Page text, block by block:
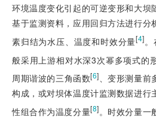
环境温度变化引起的可逆变形和大坝
基于监测资料，应用回归方法进行分
素归结为水压、温度和时效分量[4]
般采用上游相对水深3次幂多项式的
周期谐波的三角函数[6]、变形测量前
构成，或对坝体温度计监测数据进行
性组合作为温度分量[8]。时效分量一